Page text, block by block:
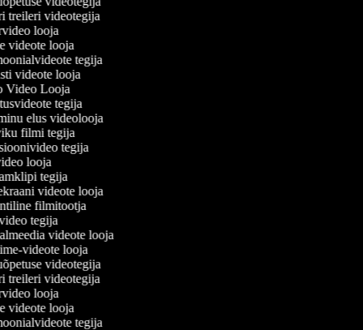
treileri videotegija
looja
videote looja
tegija
videote looja
Video Looja
tegija
minu elus videolooja
filmi tegija
tegija
looja
tegija
videote looja
filmitootja
tegija
videote looja
videote looja
videotegija
treileri videotegija
looja
videote looja
tegija